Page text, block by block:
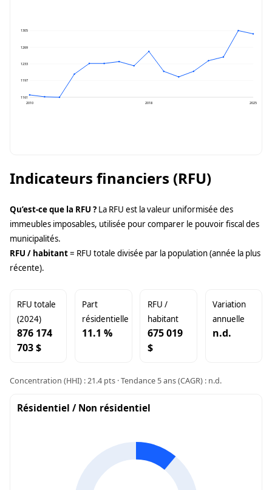
1305
1269
1233
1197
1161
2010
2018 2025
Indicateurs financiers (RFU)
Qu’est-ce que la RFU ? La RFU est la valeur uniformisée des
immeubles imposables, utilisée pour comparer le pouvoir fiscal des
municipalités.
RFU / habitant= RFU totale divisée par la population (année la plus
récente).
RFU totale
(2024)
876 174
703 $
Part
résidentielle
11.1 %
RFU /
habitant
675 019
$
Variation
annuelle
n.d.
Concentration (HHI) : 21.4 pts · Tendance 5 ans (CAGR) : n.d.
Résidentiel / Non résidentiel